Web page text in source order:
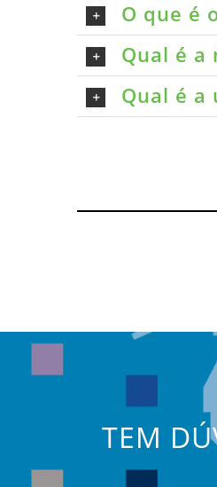
O que é
Qual é a
Qual é a
TEM